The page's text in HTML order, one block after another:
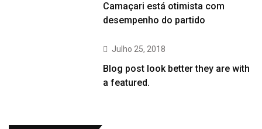
Camaçari está otimista com
desempenho do partido
Julho 25, 2018
Blog post look better they are with
a featured.